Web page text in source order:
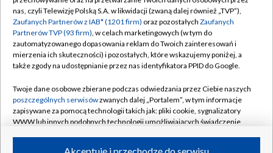
Emisja w TVP
Centrum informacji TVP
Naziemna Telewizja Cyfrowa
Rada Programowa
System NOS
Informacje o nadawcy
Regulamin TVP
Polityka prywatności
Moje zgody
Pomoc
Kontakt
Kanały
nas, czyli Telewizję Polską S.A. w likwidacji (zwaną dalej również „TVP”),
Zaufanych Partnerów z IAB* (1201 firm) oraz pozostałych Zaufanych
Partnerów TVP (93 firm), w celach marketingowych (w tym do
zautomatyzowanego dopasowania reklam do Twoich zainteresowań i
mierzenia ich skuteczności) i pozostałych, które wskazujemy poniżej, a
także zgody na udostępnianie przez nas identyfikatora PPID do Google.
Twoje dane osobowe zbierane podczas odwiedzania przez Ciebie naszych
poszczególnych serwisówzwanych dalej „Portalem”, w tym informacje
zapisywane za pomocą technologii takich jak: pliki cookie, sygnalizatory
WWW lub innych podobnych technologii umożliwiających świadczenie